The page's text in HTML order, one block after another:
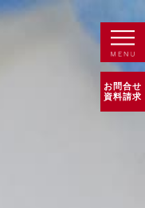
お問合せ
資料請求